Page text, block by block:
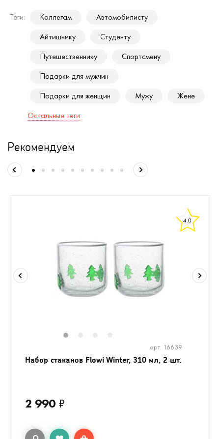
Теги: Коллегам
Автомобилисту
Айтишнику
Студенту
Путешественнику
Спортсмену
Подарки для мужчин
Подарки для женщин
Мужу
Жене
Остальные теги
Рекомендуем
4.0
арт. 16639
Набор стаканов Flowi Winter, 310 мл, 2 шт.
2 990 ₽